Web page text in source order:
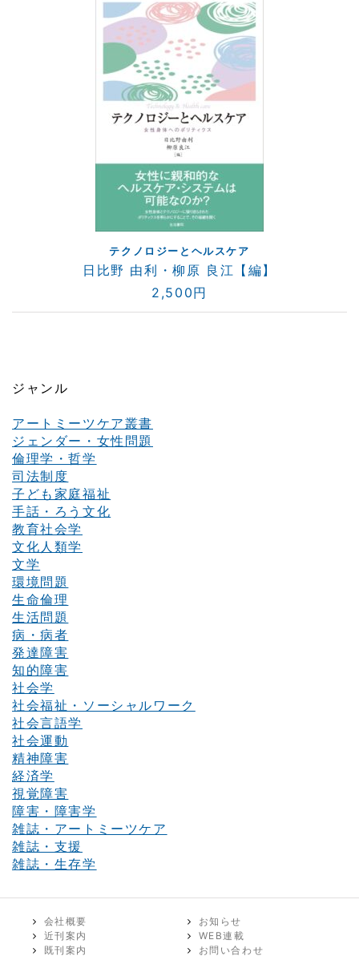
テクノロジーとヘルスケア
日比野 由利・柳原 良江【編】
2,500円
ジャンル
アートミーツケア叢書
ジェンダー・女性問題
倫理学・哲学
司法制度
子ども家庭福祉
手話・ろう文化
教育社会学
文化人類学
文学
環境問題
生命倫理
生活問題
病・病者
発達障害
知的障害
社会学
社会福祉・ソーシャルワーク
社会言語学
社会運動
精神障害
経済学
視覚障害
障害・障害学
雑誌・アートミーツケア
雑誌・支援
雑誌・生存学
会社概要
お知らせ
近刊案内
WEB連載
既刊案内
お問い合わせ